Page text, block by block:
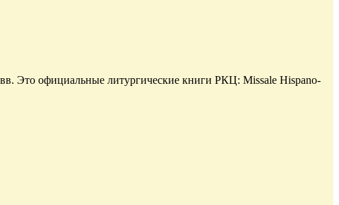
Это официальные литургические книги РКЦ: Missale Hispano-